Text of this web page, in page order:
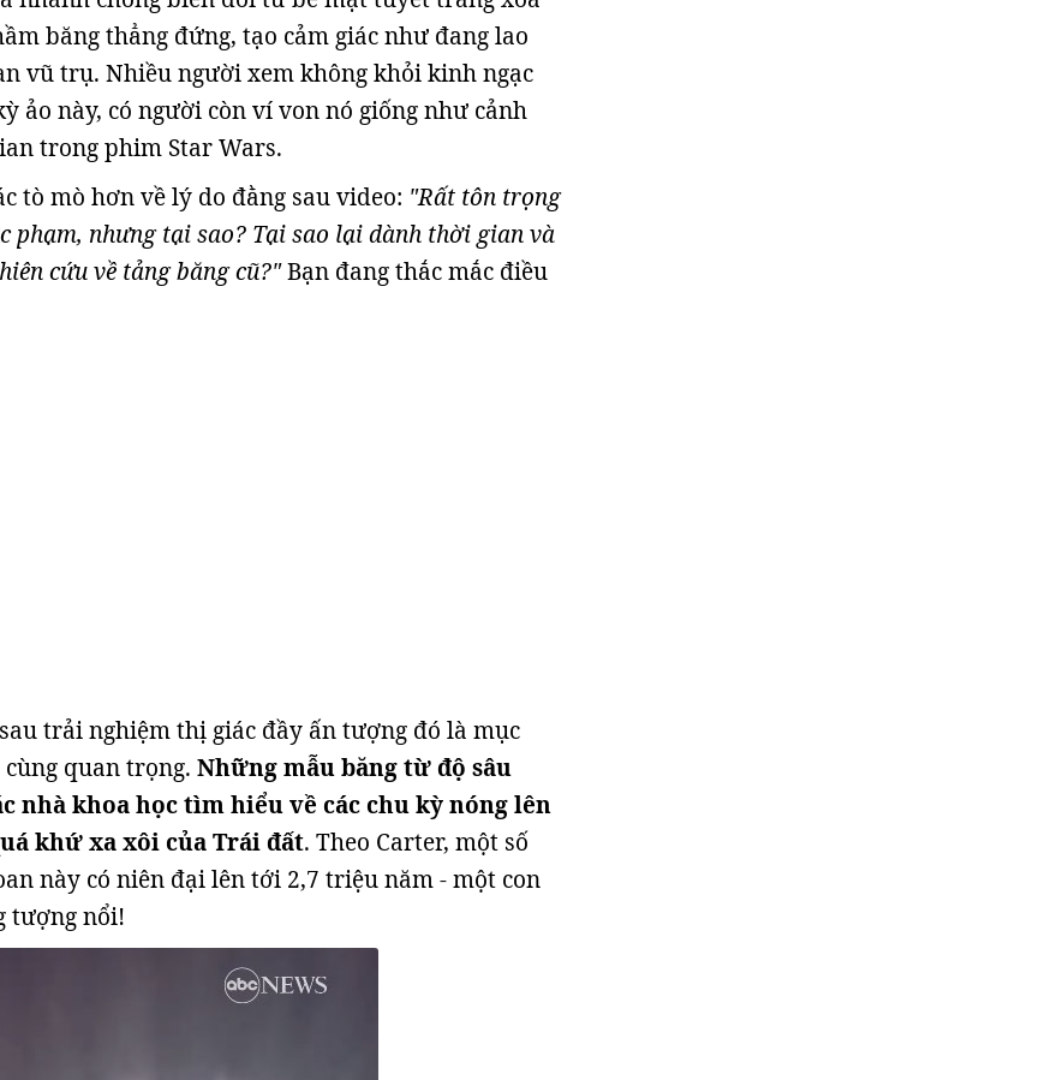
băng thẳng đứng, tạo cảm giác như đang lao
vũ trụ. Nhiều người xem không khỏi kinh ngạc
ảo này, có người còn ví von nó giống như cảnh
trong phim Star Wars.
tò mò hơn về lý do đằng sau video: "Rất tôn trọng
phạm, nhưng tại sao? Tại sao lại dành thời gian và
cứu về tảng băng cũ?"Bạn đang thắc mắc điều
trải nghiệm thị giác đầy ấn tượng đó là mục
quan trọng. Những mẫu băng từ độ sâu
nhà khoa học tìm hiểu về các chu kỳ nóng lên
khứ xa xôi của Trái đất. Theo Carter, một số
này có niên đại lên tới 2,7 triệu năm - một con
tượng nổi!